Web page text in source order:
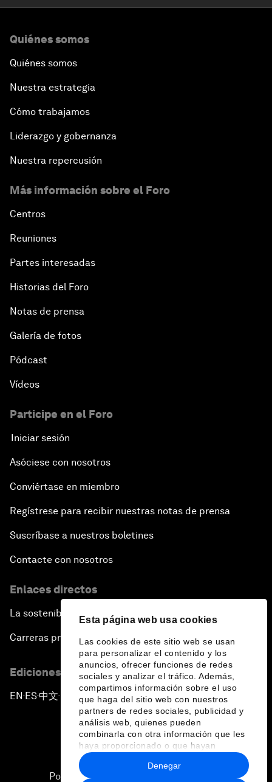
Esta página web usa cookies
Las cookies de este sitio web se usan
para personalizar el contenido y los
anuncios, ofrecer funciones de redes
sociales y analizar el tráfico. Además,
compartimos información sobre el uso
que haga del sitio web con nuestros
partners de redes sociales, publicidad y
análisis web, quienes pueden
combinarla con otra información que les
haya proporcionado o que hayan
recopilado a partir del uso que haya
hecho de sus servicios.
Denegar
Quiénes somos
Quiénes somos
Nuestra estrategia
Cómo trabajamos
Liderazgo y gobernanza
Nuestra repercusión
Más información sobre el Foro
Centros
Reuniones
Partes interesadas
Historias del Foro
Notas de prensa
Galería de fotos
Pódcast
Vídeos
Participe en el Foro
Iniciar sesión
Asóciese con nosotros
Conviértase en miembro
Regístrese para recibir nuestras notas de prensa
Suscríbase a nuestros boletines
Contacte con nosotros
Enlaces directos
La sostenibilidad en el Foro
Carreras profesionales
Ediciones en otros idiomas
EN ▪ES▪中文▪ 日本語
Política de privacidad y normas de uso